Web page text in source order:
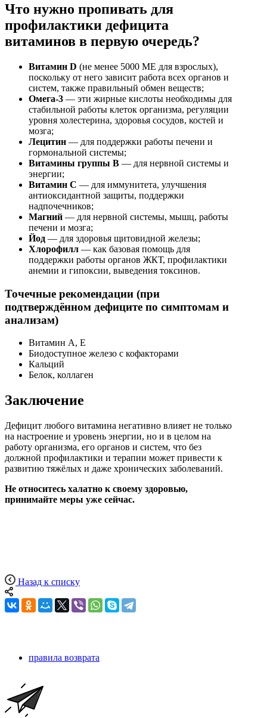
Что нужно пропивать для
профилактики дефицита
витаминов в первую очередь?
Витамин D (не менее 5000 МЕ для взрослых),
поскольку от него зависит работа всех органов и
систем, также правильный обмен веществ;
Омега-3 — эти жирные кислоты необходимы для
стабильной работы клеток организма, регуляции
уровня холестерина, здоровья сосудов, костей и
мозга;
Лецитин — для поддержки работы печени и
гормональной системы;
Витамины группы B — для нервной системы и
энергии;
Витамин C — для иммунитета, улучшения
антиоксидантной защиты, поддержки
надпочечников;
Магний — для нервной системы, мышц, работы
печени и мозга;
Йод — для здоровья щитовидной железы;
Хлорофилл — как базовая помощь для
поддержки работы органов ЖКТ, профилактики
анемии и гипоксии, выведения токсинов.
Точечные рекомендации (при
подтверждённом дефиците по симптомам и
анализам)
Витамин A, E
Биодоступное железо с кофакторами
Кальций
Белок, коллаген
Заключение
Дефицит любого витамина негативно влияет не только
на настроение и уровень энергии, но и в целом на
работу организма, его органов и систем, что без
должной профилактики и терапии может привести к
развитию тяжёлых и даже хронических заболеваний.
Не относитесь халатно к своему здоровью,
принимайте меры уже сейчас.
Назад к списку
правила возврата